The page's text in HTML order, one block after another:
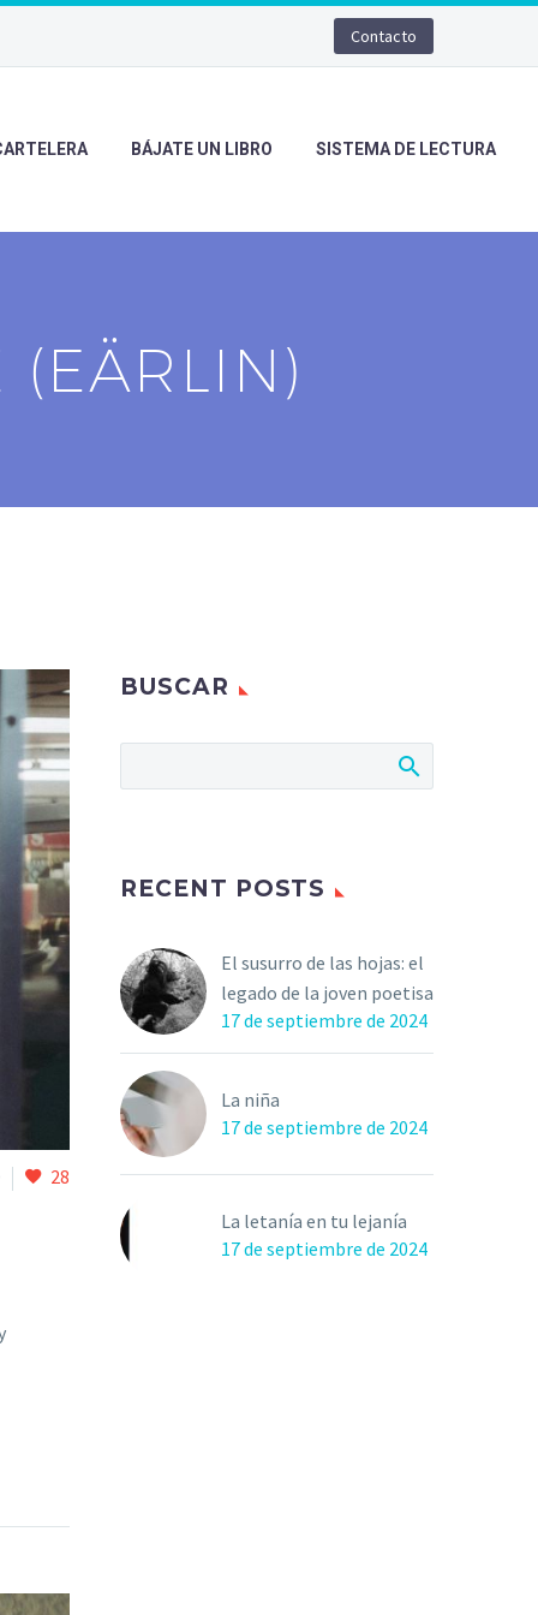
Contacto
BÁJATE UN LIBRO SISTEMA DE LECTURA
28
BUSCAR
RECENT POSTS
El susurro de las hojas: el
legado de la joven poetisa
17 de septiembre de 2024
La niña
17 de septiembre de 2024
La letanía en tu lejanía
17 de septiembre de 2024